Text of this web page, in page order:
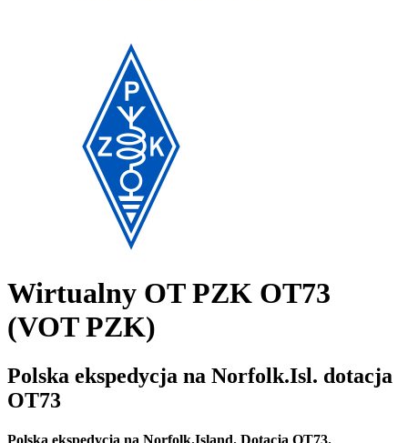
Wirtualny OT PZK OT73
(VOT PZK)
Polska ekspedycja na Norfolk.Isl. dotacja
OT73
Polska ekspedycja na Norfolk.Island. Dotacja OT73.